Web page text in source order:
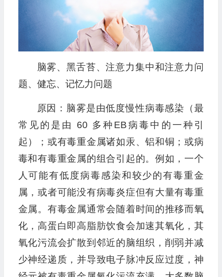
脑雾、黑舌苔、注意力集中和注意力问
题、健忘、记忆力问题
原因：脑雾是由低度慢性病毒感染（最
常见的是由 60 多种EB病毒中的一种引
起）；或有毒重金属诸如汞、铝和铜；或病
毒和有毒重金属的组合引起的。例如，一个
人可能有低度病毒感染和较少的有毒重金
属，或者可能没有病毒炎症但有大量有毒重
金属。有毒金属通常会随着时间的推移而氧
化，高蛋白即高脂肪饮食会加速其氧化，其
氧化污流会扩散到邻近的脑组织，削弱并减
少神经递质，并导致电子脉冲反应过度，神